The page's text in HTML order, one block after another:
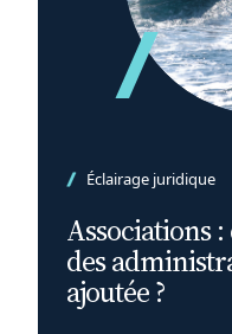
Éclairage juridique
Associations
des
ajoutée ?